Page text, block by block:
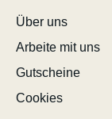
Über uns
Arbeite mit uns
Gutscheine
Cookies